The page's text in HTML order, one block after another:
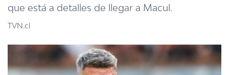
PROGRAMAS
que está a detalles de llegar a Macul.
TVN.cl